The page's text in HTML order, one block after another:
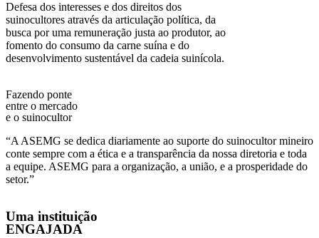
Defesa dos interesses e dos direitos dos
suinocultores através da articulação política, da
busca por uma remuneração justa ao produtor, ao
fomento do consumo da carne suína e do
desenvolvimento sustentável da cadeia suinícola.
Fazendo ponte
entre o mercado
e o suinocultor
“A ASEMG se dedica diariamente ao suporte do suinocultor mineiro
conte sempre com a ética e a transparência da nossa diretoria e toda
a equipe. ASEMG para a organização, a união, e a prosperidade do
setor.”
Uma instituição
ENGAJADA